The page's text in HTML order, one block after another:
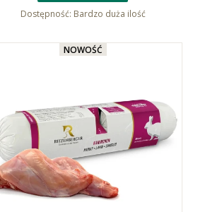
Dostępność: Bardzo duża ilość
NOWOŚĆ